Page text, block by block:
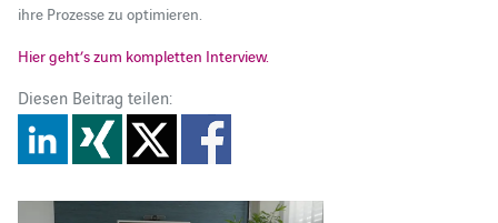
ihre Prozesse zu optimieren.
Hier geht’s zum kompletten Interview.
Diesen Beitrag teilen: